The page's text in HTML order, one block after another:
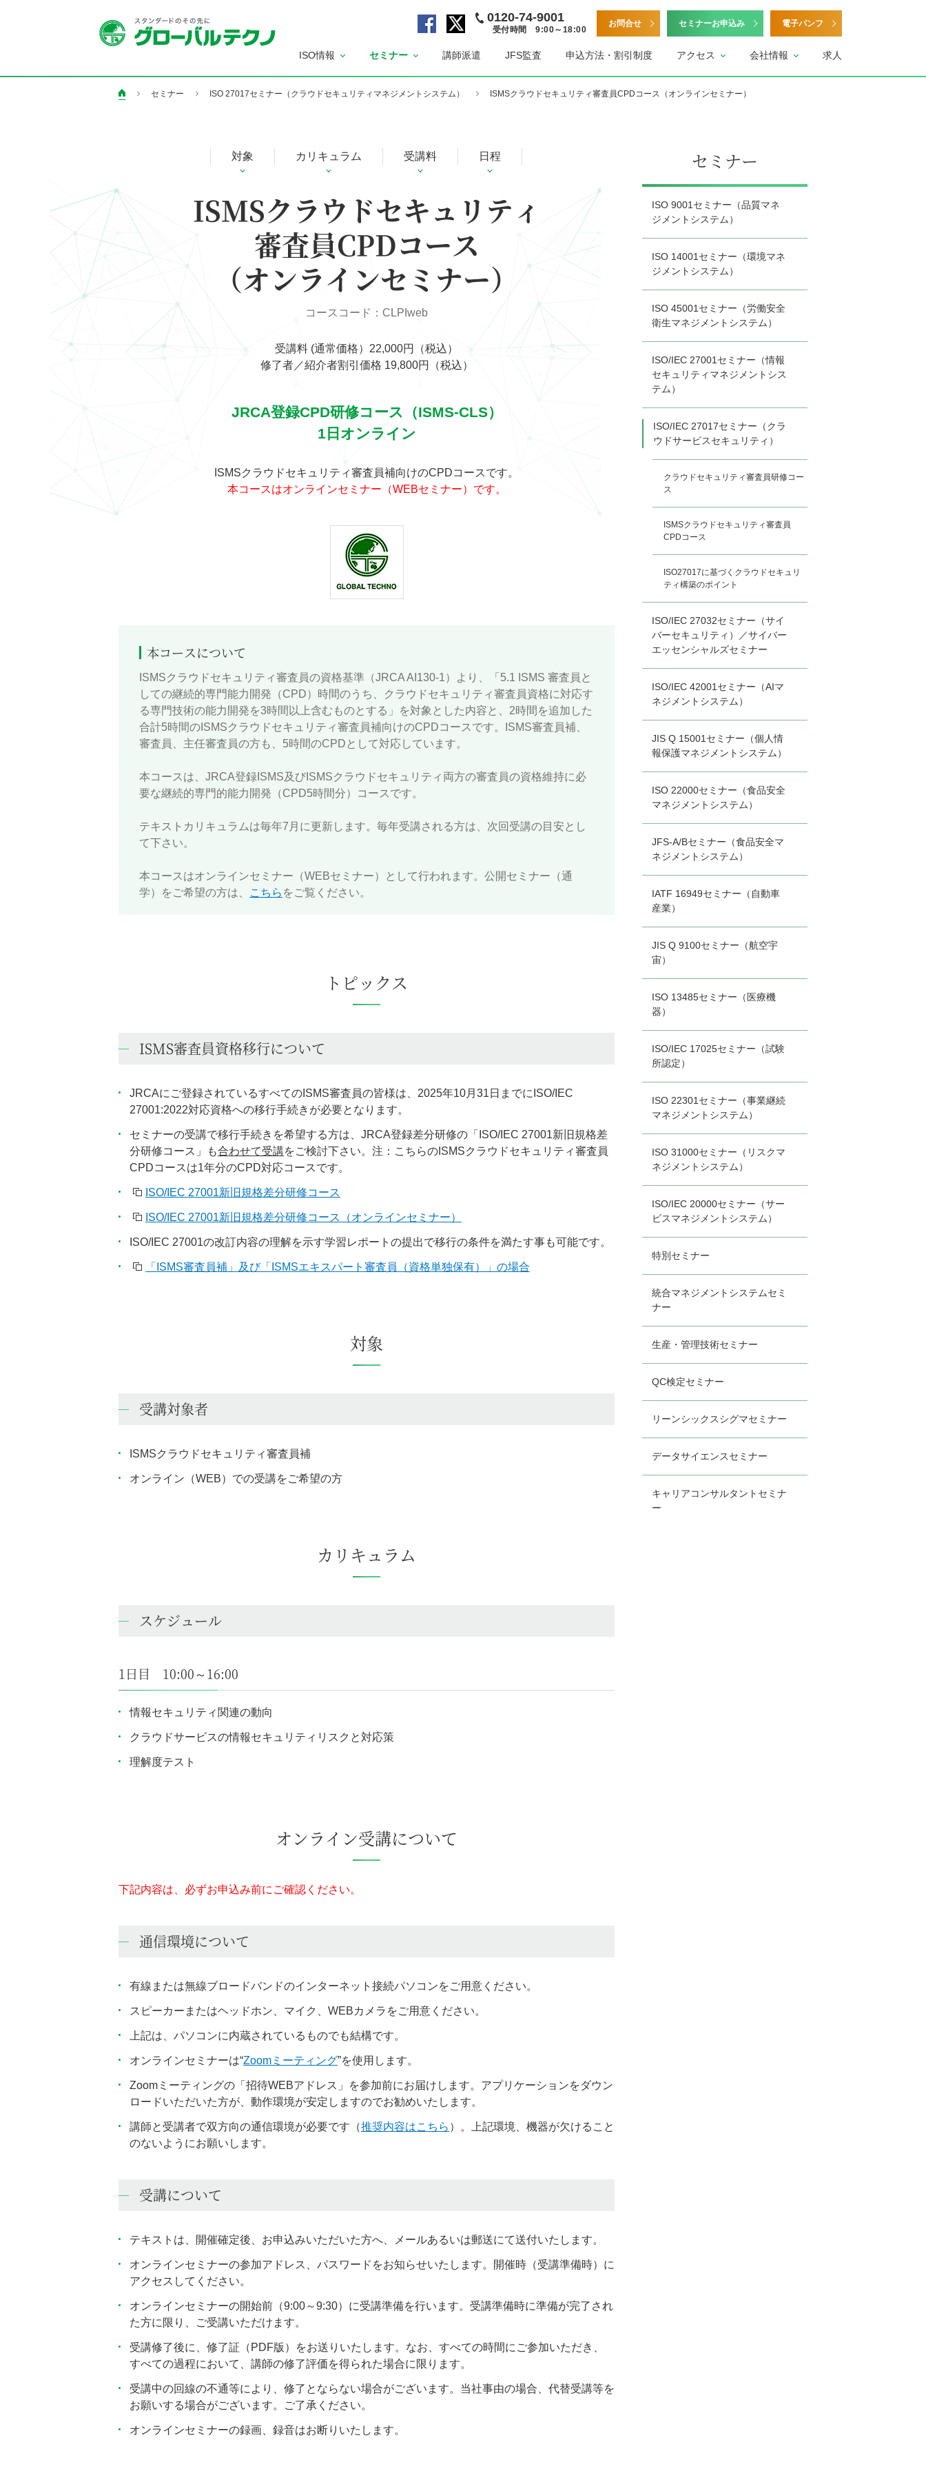
式
F
a
o
o
ペ
ー
ジ
式
X
ペ
0120-74-9001
受付時間 9:00～18:00
お問合せ セミナーお申込み 電子パンフ
ISO情報 セミナー 講師派遣 JFS監査 申込方法・割引制度 アクセス 会社情報 求人
セミナー ISO 27017セミナー（クラウドセキュリティマネジメントシステム） ISMSクラウドセキュリティ審査員CPDコース（オンラインセミナー）
対象 カリキュラム 受講料 日程
ISMSクラウドセキュリティ
審査員CPDコース
（オンラインセミナー）
コースコード：CLPIweb
受講料 (通常価格）22,000円（税込）
修了者／紹介者割引価格 19,800円（税込）
JRCA登録CPD研修コース（ISMS-CLS）
1日オンライン
ISMSクラウドセキュリティ審査員補向けのCPDコースです。
本コースはオンラインセミナー（WEBセミナー）です。
本コースについて
ISMSクラウドセキュリティ審査員の資格基準（JRCA AI130-1）より、「5.1 ISMS 審査員と
しての継続的専門能力開発（CPD）時間のうち、クラウドセキュリティ審査員資格に対応す
る専門技術の能力開発を3時間以上含むものとする」を対象とした内容と、2時間を追加した
合計5時間のISMSクラウドセキュリティ審査員補向けのCPDコースです。ISMS審査員補、
審査員、主任審査員の方も、5時間のCPDとして対応しています。
本コースは、JRCA登録ISMS及びISMSクラウドセキュリティ両方の審査員の資格維持に必
要な継続的専門的能力開発（CPD5時間分）コースです。
テキストカリキュラムは毎年7月に更新します。毎年受講される方は、次回受講の目安とし
て下さい。
本コースはオンラインセミナー（WEBセミナー）として行われます。公開セミナー（通
学）をご希望の方は、
こちら をご覧ください。
トピックス
ISMS審査員資格移行について
JRCAにご登録されているすべてのISMS審査員の皆様は、2025年10月31日までにISO/IEC
27001:2022対応資格への移行手続きが必要となります。
セミナーの受講で移行手続きを希望する方は、JRCA登録差分研修の「ISO/IEC 27001新旧規格差
分研修コース」も合わせて受講をご検討下さい。注：こちらのISMSクラウドセキュリティ審査員
CPDコースは1年分のCPD対応コースです。
ISO/IEC 27001新旧規格差分研修コース
ISO/IEC 27001新旧規格差分研修コース（オンラインセミナー）
ISO/IEC 27001の改訂内容の理解を示す学習レポートの提出で移行の条件を満たす事も可能です。
「ISMS審査員補」及び「ISMSエキスパート審査員（資格単独保有）」の場合
対象
受講対象者
ISMSクラウドセキュリティ審査員補
オンライン（WEB）での受講をご希望の方
カリキュラム
スケジュール
1日目 10:00～16:00
情報セキュリティ関連の動向
クラウドサービスの情報セキュリティリスクと対応策
理解度テスト
オンライン受講について
下記内容は、必ずお申込み前にご確認ください。
通信環境について
有線または無線ブロードバンドのインターネット接続パソコンをご用意ください。
スピーカーまたはヘッドホン、マイク、WEBカメラをご用意ください。
上記は、パソコンに内蔵されているものでも結構です。
オンラインセミナーは“Zoomミーティング”を使用します。
Zoomミーティングの「招待WEBアドレス」を参加前にお届けします。アプリケーションをダウン
ロードいただいた方が、動作環境が安定しますのでお勧めいたします。
講師と受講者で双方向の通信環境が必要です（推奨内容はこちら ）。上記環境、機器が欠けること
のないようにお願いします。
受講について
テキストは、開催確定後、お申込みいただいた方へ、メールあるいは郵送にて送付いたします。
オンラインセミナーの参加アドレス、パスワードをお知らせいたします。開催時（受講準備時）に
アクセスしてください。
オンラインセミナーの開始前（9:00～9:30）に受講準備を行います。受講準備時に準備が完了され
た方に限り、ご受講いただけます。
受講修了後に、修了証（PDF版）をお送りいたします。なお、すべての時間にご参加いただき、
すべての過程において、講師の修了評価を得られた場合に限ります。
受講中の回線の不通等により、修了とならない場合がございます。当社事由の場合、代替受講等を
お願いする場合がございます。ご了承ください。
オンラインセミナーの録画、録音はお断りいたします。
セミナー
ISO 9001セミナー（品質マネ
ジメントシステム）
ISO 14001セミナー（環境マネ
ジメントシステム）
ISO 45001セミナー（労働安全
衛生マネジメントシステム）
ISO/IEC 27001セミナー（情報
セキュリティマネジメントシス
テム）
ISO/IEC 27017セミナー（クラ
ウドサービスセキュリティ）
クラウドセキュリティ審査員研修コー
ス
ISMSクラウドセキュリティ審査員
CPDコース
ISO27017に基づくクラウドセキュリ
ティ構築のポイント
ISO/IEC 27032セミナー（サイ
バーセキュリティ）／サイバー
エッセンシャルズセミナー
ISO/IEC 42001セミナー（AIマ
ネジメントシステム）
JIS Q 15001セミナー（個人情
報保護マネジメントシステム）
ISO 22000セミナー（食品安全
マネジメントシステム）
JFS-A/Bセミナー（食品安全マ
ネジメントシステム）
IATF 16949セミナー（自動車
産業）
JIS Q 9100セミナー（航空宇
宙）
ISO 13485セミナー（医療機
器）
ISO/IEC 17025セミナー（試験
所認定）
ISO 22301セミナー（事業継続
マネジメントシステム）
ISO 31000セミナー（リスクマ
ネジメントシステム）
ISO/IEC 20000セミナー（サー
ビスマネジメントシステム）
特別セミナー
統合マネジメントシステムセミ
ナー
生産・管理技術セミナー
QC検定セミナー
リーンシックスシグマセミナー
データサイエンスセミナー
キャリアコンサルタントセミナ
ー